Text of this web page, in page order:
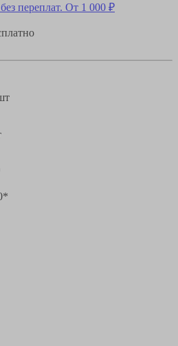
переплат. От 1 000 ₽